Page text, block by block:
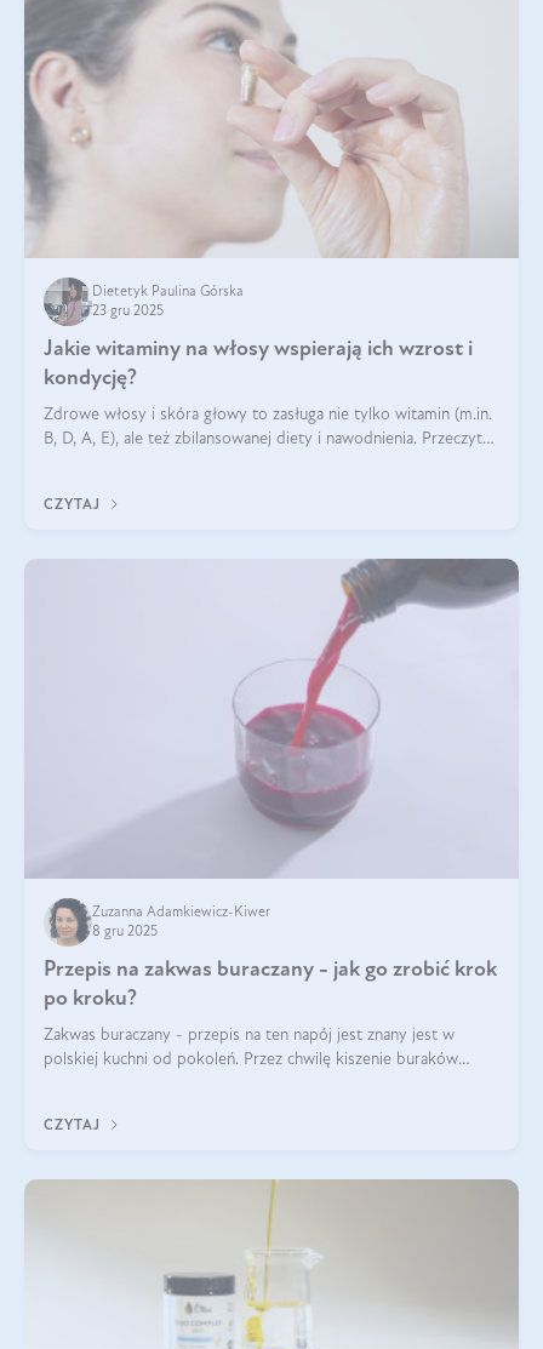
Dietetyk Paulina Górska
23 gru 2025
Jakie witaminy na włosy wspierają ich wzrost i
kondycję?
Zdrowe włosy i skóra głowy to zasługa nie tylko witamin (m.in.
B, D, A, E), ale też zbilansowanej diety i nawodnienia. Przeczytaj
CZYTAJ
Zuzanna Adamkiewicz-Kiwer
8 gru 2025
Przepis na zakwas buraczany - jak go zrobić krok
po kroku?
Zakwas buraczany - przepis na ten napój jest znany jest w
polskiej kuchni od pokoleń. Przez chwilę kiszenie buraków
CZYTAJ